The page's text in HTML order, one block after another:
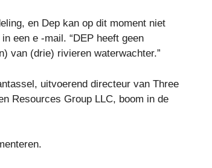
en Dep kan op dit moment niet
een e -mail. “DEP heeft geen
van (drie) rivieren waterwachter.”
uitvoerend directeur van Three
Resources Group LLC, boom in de